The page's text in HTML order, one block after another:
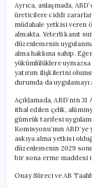
Ayrıca, anlaşmada,
üreticilere ciddi zararlar
müdahale yetkisi veren
almakta. Yeterli kanıt
düzenlemenin
alma hakkına sahip.
yükümlülüklere
yatırım ilişkilerini
durumda da
Açıklamada, ABD’nin
ithal edilen çelik,
gümrük tarifesi
Komisyonu’nun
askıya alma yetkisi
düzenlemenin 2029
bir sona erme maddesi
Onay Süreci ve AB